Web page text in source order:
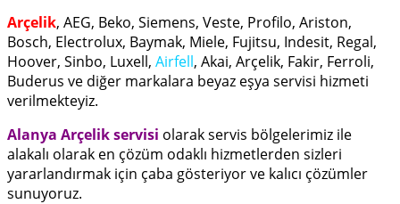
Arçelik, AEG, Beko, Siemens, Veste, Profilo, Ariston,
Bosch, Electrolux, Baymak, Miele, Fujitsu, Indesit, Regal,
Hoover, Sinbo, Luxell, Airfell, Akai, Arçelik, Fakir, Ferroli,
Buderus ve diğer markalara beyaz eşya servisi hizmeti
verilmekteyiz.
Alanya Arçelik servisi olarak servis bölgelerimiz ile
alakalı olarak en çözüm odaklı hizmetlerden sizleri
yararlandırmak için çaba gösteriyor ve kalıcı çözümler
sunuyoruz.